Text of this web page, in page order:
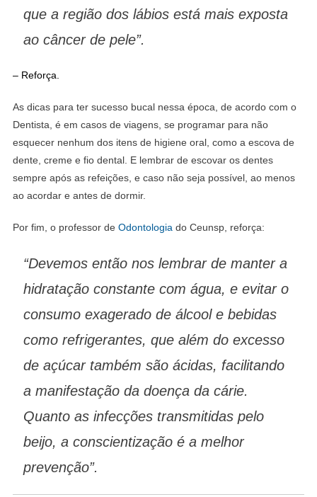
que a região dos lábios está mais exposta
ao câncer de pele”.
– Reforça.
As dicas para ter sucesso bucal nessa época, de acordo com o
Dentista, é em casos de viagens, se programar para não
esquecer nenhum dos itens de higiene oral, como a escova de
dente, creme e fio dental. E lembrar de escovar os dentes
sempre após as refeições, e caso não seja possível, ao menos
ao acordar e antes de dormir.
Por fim, o professor de Odontologia do Ceunsp, reforça:
“Devemos então nos lembrar de manter a
hidratação constante com água, e evitar o
consumo exagerado de álcool e bebidas
como refrigerantes, que além do excesso
de açúcar também são ácidas, facilitando
a manifestação da doença da cárie.
Quanto as infecções transmitidas pelo
beijo, a conscientização é a melhor
prevenção”.